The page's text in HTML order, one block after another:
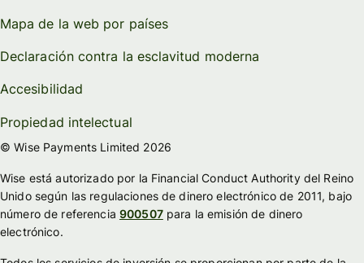
Mapa de la web por países
Declaración contra la esclavitud moderna
Accesibilidad
Propiedad intelectual
© Wise Payments Limited 2026
Wise está autorizado por la Financial Conduct Authority del Reino
Unido según las regulaciones de dinero electrónico de 2011, bajo
número de referencia 900507para la emisión de dinero
electrónico.